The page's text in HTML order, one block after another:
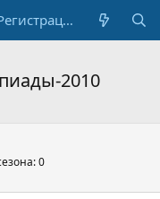
Регистрация
2010
0